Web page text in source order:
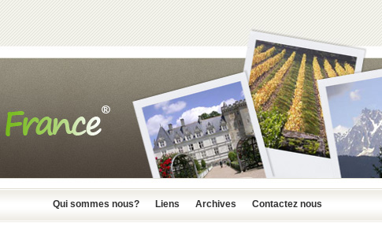
Qui sommes nous? Liens Archives Contactez nous